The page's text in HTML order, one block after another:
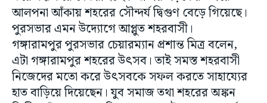
আলপনা আঁকায় শহরের সৌন্দর্য দ্বিগুণ বেড়ে গিয়েছে।
পুরসভার এমন উদ্যোগে আপ্লুত শহরবাসী।
গঙ্গারামপুর পুরসভার চেয়ারম্যান প্রশান্ত মিত্র বলেন,
এটা গঙ্গারামপুর শহরের উৎসব। তাই সমস্ত শহরবাসী
নিজেদের মতো করে উৎসবকে সফল করতে সাহায্যের
হাত বাড়িয়ে দিয়েছেন। যুব সমাজ তথা শহরের অঙ্কন